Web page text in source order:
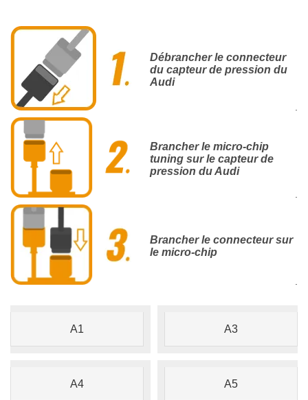
Débrancher le connecteur
du capteur de pression du
Audi
Brancher le micro-chip
tuning sur le capteur de
pression du Audi
Brancher le connecteur sur
le micro-chip
A1 A3
A4 A5